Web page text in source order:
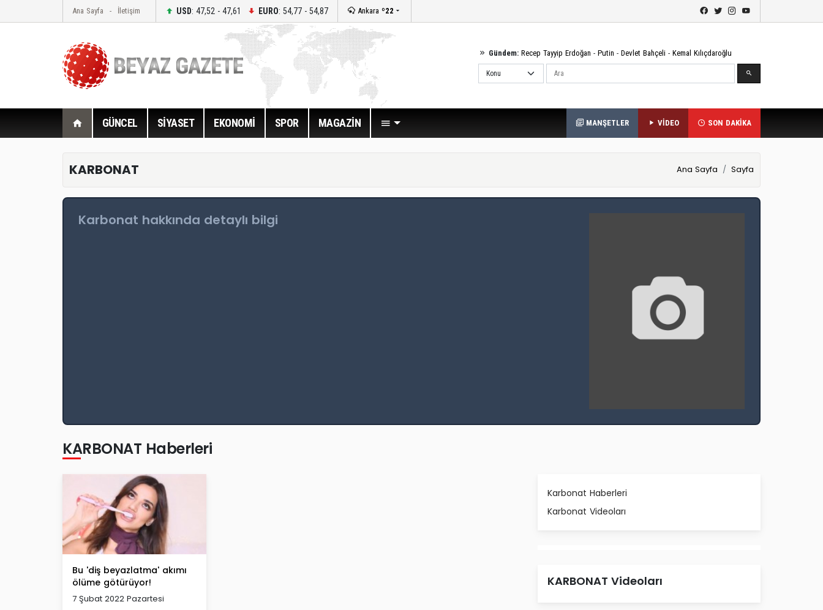
Ana Sayfa İletişim USD: 47,52 - 47,61 EURO: 54,77 - 54,87 Ankara º22
Gündem: Recep Tayyip Erdoğan - Putin - Devlet Bahçeli - Kemal Kılıçdaroğlu
Ara
GÜNCEL SİYASET EKONOMİ SPOR MAGAZİN MANŞETLER VİDEO SON DAKİKA
KARBONAT Ana Sayfa Sayfa
Karbonat hakkında detaylı bilgi
KARBONAT Haberleri
Bu 'diş beyazlatma' akımı
ölüme götürüyor!
7 Şubat 2022 Pazartesi
Karbonat Haberleri
Karbonat Videoları
KARBONAT Videoları